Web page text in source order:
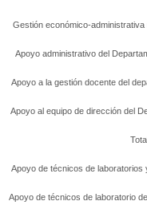
Apoyo de técnicos de laboratorio
Apoyo de técnicos de laboratorios
Apoyo al equipo de dirección del
Apoyo a la gestión docente del
Apoyo administrativo del
Gestión económico-administrativa